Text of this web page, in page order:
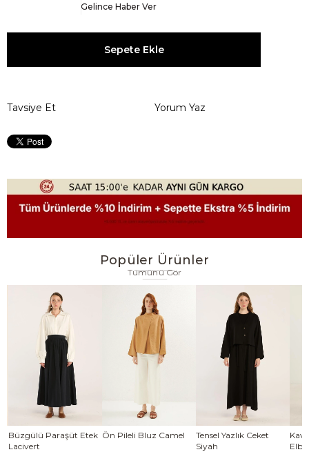
Gelince Haber Ver
Tavsiye Et Yorum Yaz
Popüler Ürünler
Tümünü Gör
Büzgülü Paraşüt Etek
Lacivert
Ön Pileli Bluz Camel
Tensel Yazlık Ceket
Siyah